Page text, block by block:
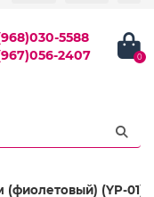
5588
2407
0
(YP-01)